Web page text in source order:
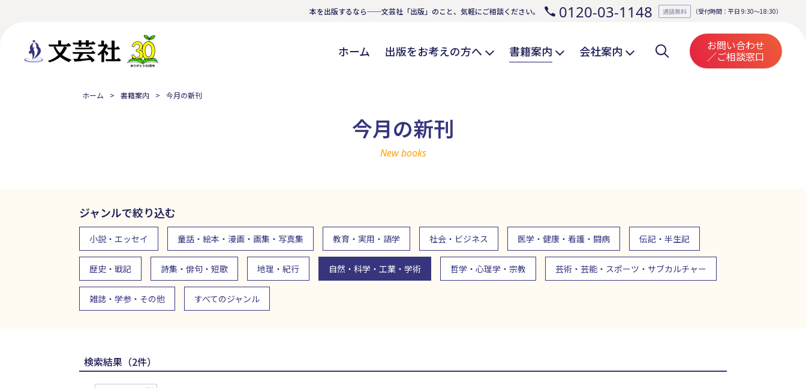
本を出版するなら──文芸社「出版」のこと、気軽にご相談ください。 0120-03-1148 通話無料 （受付時間：平日 9:30～18:30）
ホーム 出版をお考えの方へ 書籍案内 会社案内 お問い合わせ
／ご相談窓口
ホーム 書籍案内 今月の新刊
今月の新刊
New books
ジャンルで絞り込む
小説・エッセイ 童話・絵本・漫画・画集・写真集 教育・実用・語学 社会・ビジネス 医学・健康・看護・闘病 伝記・半生記
歴史・戦記 詩集・俳句・短歌 地理・紀行 自然・科学・工業・学術 哲学・心理学・宗教 芸術・芸能・スポーツ・サブカルチャー
雑誌・学参・その他 すべてのジャンル
検索結果（2件）